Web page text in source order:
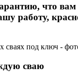
что вам
работу,
сваю